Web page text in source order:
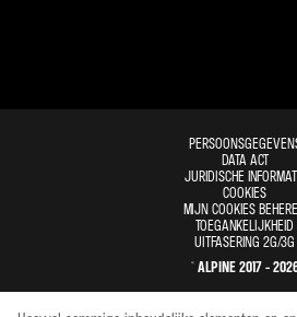
DATA ACT
JURIDISCHE
COOKIES
MIJN COOKIES
TOEGANKELIJKHEID
UITFASERING 2G/3G
© ALPINE 2017 -